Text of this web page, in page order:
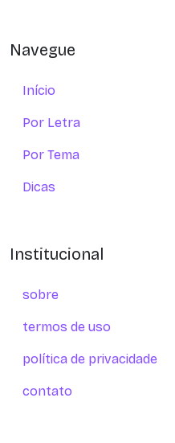
Navegue
Início
Por Letra
Por Tema
Dicas
Institucional
sobre
termos de uso
política de privacidade
contato